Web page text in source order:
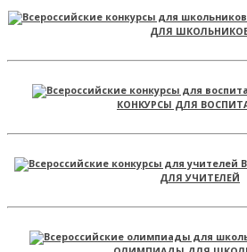
ДЛЯ
КОНКУРСЫ ДЛЯ
ДЛЯ УЧИТЕЛЕЙ